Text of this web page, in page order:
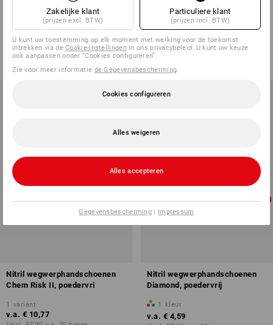
Latex wegwerphandschoenen,
licht gepoederd
variant
v.a. € 3,98
(incl. BTW) v.a. 30 boxen
Nitril wegwerphandschoenen
Basic, poedervrij
1 kleur
v.a. € 4,22
Nitril wegwerphandschoenen
Chem Risk II, poedervri
1 variant
v.a. € 10,77
Nitril wegwerphandschoenen
Diamond, poedervrij
1 kleur
v.a. € 4,59
Zakelijke klant
(prijzen excl. BTW)
Particuliere klant
(prijzen incl. BTW)
U kunt uw toestemming op elk moment met werking voor de toekomst
intrekken via deCookie-instellingenin ons privacybeleid. U kunt uw keuze
ook aanpassen onder “Cookies configureren”.
Zie voor meer informatie de Gegevensbescherming.
Cookies configureren
Alles weigeren
Alles accepteren
Gegevensbescherming | Impressum